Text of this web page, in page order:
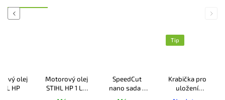
Previous
olej
HP
Motorový olej
STIHL HP 1 L s
SpeedCut
nano sada -
Tip
Krabička pro
uložení
Next